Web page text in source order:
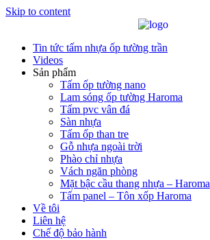
Skip to content
Tin tức tấm nhựa ốp tường trần
Videos
Sản phẩm
Tấm ốp tường nano
Lam sóng ốp tường Haroma
Tấm pvc vân đá
Sàn nhựa
Tấm ốp than tre
Gỗ nhựa ngoài trời
Phào chỉ nhựa
Vách ngăn phòng
Mặt bậc cầu thang nhựa – Haroma
Tấm panel – Tôn xốp Haroma
Về tôi
Liên hệ
Chế độ bảo hành